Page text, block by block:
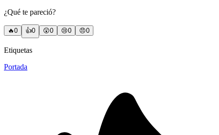
¿Qué te pareció?
🔥0 👍0 😲0 😢0 😠0
Etiquetas
Portada